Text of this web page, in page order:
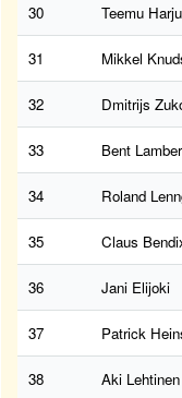
30 Teemu Harju
31 Mikkel
32 Dmitrijs
33 Bent
34 Roland
35 Claus
36 Jani Elijoki
37 Patrick
38 Aki Lehtinen